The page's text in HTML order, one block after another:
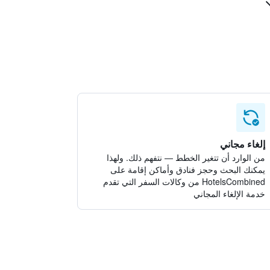
إلغاء مجاني
من الوارد أن تتغير الخطط — نتفهم ذلك. ولهذا
يمكنك البحث وحجز فنادق وأماكن إقامة على
HotelsCombined من وكالات السفر التي تقدم
خدمة الإلغاء المجاني